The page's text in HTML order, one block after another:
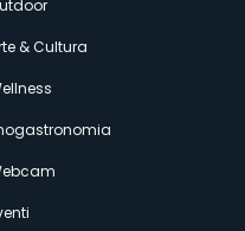
& Cultura